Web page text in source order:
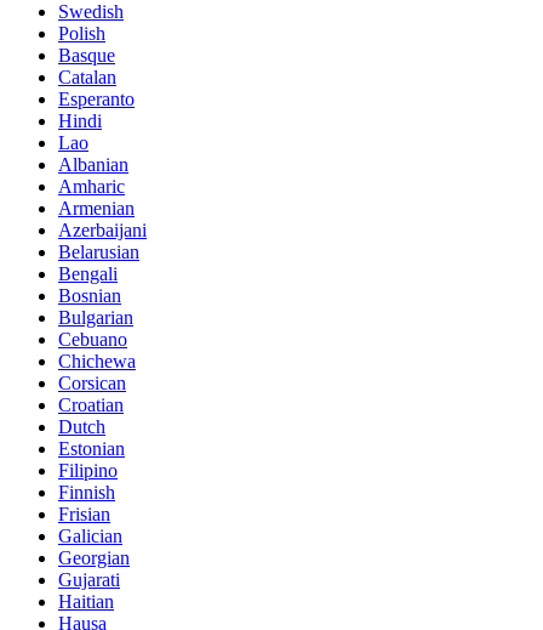
Swedish
Polish
Basque
Catalan
Esperanto
Hindi
Lao
Albanian
Amharic
Armenian
Azerbaijani
Belarusian
Bengali
Bosnian
Bulgarian
Cebuano
Chichewa
Corsican
Croatian
Dutch
Estonian
Filipino
Finnish
Frisian
Galician
Georgian
Gujarati
Haitian
Hausa